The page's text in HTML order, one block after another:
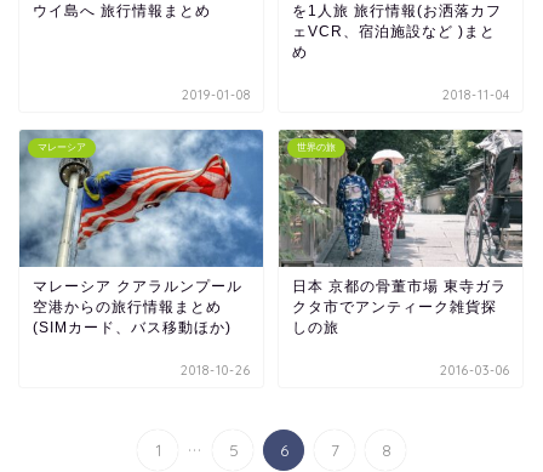
ウイ島へ 旅行情報まとめ
2019-01-08
を1人旅 旅行情報(お洒落カフ
ェVCR、宿泊施設など )まと
め
2018-11-04
マレーシア
マレーシア クアラルンプール
空港からの旅行情報まとめ
(SIMカード、バス移動ほか)
2018-10-26
世界の旅
日本 京都の骨董市場 東寺ガラ
クタ市でアンティーク雑貨探
しの旅
2016-03-06
1 ... 5 6 7 8